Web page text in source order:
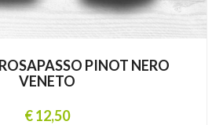
PINOT NERO
VENETO
€ 12,50